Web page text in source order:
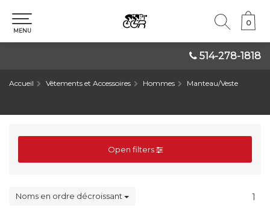
514-278-1818
0
0
MENU
Accueil Vêtements et Accessoires Hommes Manteau/Veste
Open filters
Noms en ordre décroissant 1